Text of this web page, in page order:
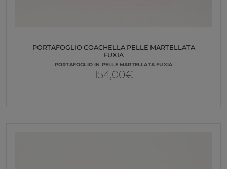
PORTAFOGLIO COACHELLA PELLE MARTELLATA
FUXIA
PORTAFOGLIO IN PELLE MARTELLATA FUXIA
154,00€